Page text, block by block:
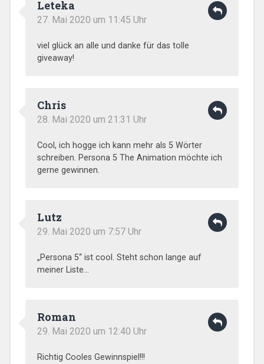
Leteka
27. Mai 2020 um 11:45 Uhr
viel glück an alle und danke für das tolle
giveaway!
Chris
28. Mai 2020 um 21:31 Uhr
Cool, ich hogge ich kann mehr als 5 Wörter
schreiben. Persona 5 The Animation möchte ich
gerne gewinnen.
Lutz
29. Mai 2020 um 7:57 Uhr
„Persona 5“ ist cool. Steht schon lange auf
meiner Liste…
Roman
29. Mai 2020 um 12:40 Uhr
Richtig Cooles Gewinnspiel!!!